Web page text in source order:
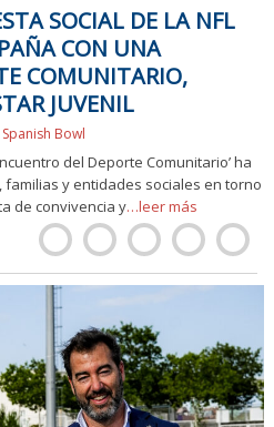
SOCIAL DE LA NFL
CON UNA
COMUNITARIO,
JUVENIL
Spanish Bowl
del Deporte Comunitario’ ha
y entidades sociales en torno
de convivencia y…leer más